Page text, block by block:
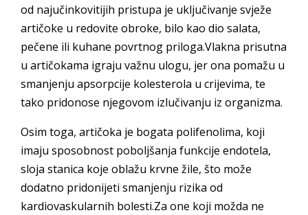
od najučinkovitijih pristupa je uključivanje svježe
artičoke u redovite obroke, bilo kao dio salata,
pečene ili kuhane povrtnog priloga.Vlakna prisutna
u artičokama igraju važnu ulogu, jer ona pomažu u
smanjenju apsorpcije kolesterola u crijevima, te
tako pridonose njegovom izlučivanju iz organizma.
Osim toga, artičoka je bogata polifenolima, koji
imaju sposobnost poboljšanja funkcije endotela,
sloja stanica koje oblažu krvne žile, što može
dodatno pridonijeti smanjenju rizika od
kardiovaskularnih bolesti.Za one koji možda ne